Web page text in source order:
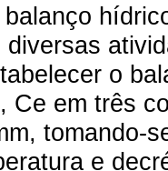
o
Ce em três
tomando-
e